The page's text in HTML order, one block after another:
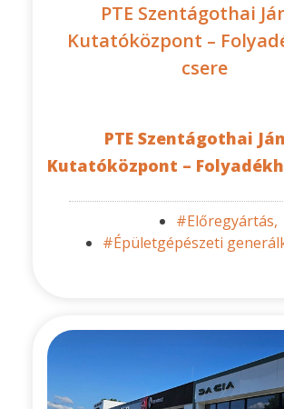
PTE Szentágothai
Kutatóközpont –
csere
PTE Szentágothai
Kutatóközpont –
#Előregyártás,
#Épületgépészeti